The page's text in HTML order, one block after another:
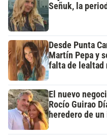
Señuk, la
Desde Punta
Martín Pepa y
falta de lealtad
El nuevo
Rocío Guirao
heredero de